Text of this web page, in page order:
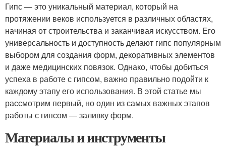
Гипс — это уникальный материал, который на
протяжении веков используется в различных областях,
начиная от строительства и заканчивая искусством. Его
универсальность и доступность делают гипс популярным
выбором для создания форм, декоративных элементов
и даже медицинских повязок. Однако, чтобы добиться
успеха в работе с гипсом, важно правильно подойти к
каждому этапу его использования. В этой статье мы
рассмотрим первый, но один из самых важных этапов
работы с гипсом — заливку форм.
Материалы и инструменты